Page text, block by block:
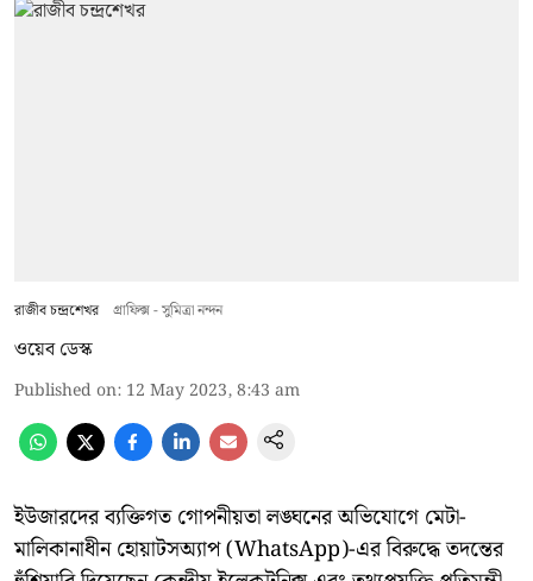
রাজীব চন্দ্রশেখর গ্রাফিক্স - সুমিত্রা নন্দন
ওয়েব ডেস্ক
Published on: 12 May 2023, 8:43 am
ইউজারদের ব্যক্তিগত গোপনীয়তা লঙ্ঘনের অভিযোগে মেটা-
মালিকানাধীন হোয়াটসঅ্যাপ (WhatsApp)-এর বিরুদ্ধে তদন্তের